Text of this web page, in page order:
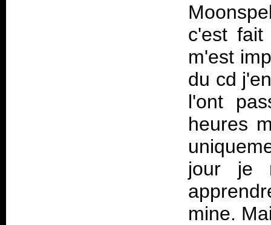
c'est
m'est
du cd
l'ont
heures
jour je
mine.